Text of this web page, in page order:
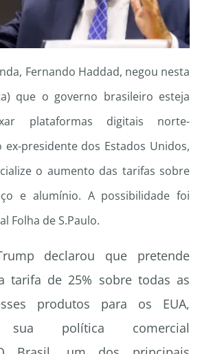
Fernando Haddad, negou nesta
que o governo brasileiro esteja
plataformas digitais norte-
ex-presidente dos Estados Unidos,
o aumento das tarifas sobre
e alumínio. A possibilidade foi
Folha de S.Paulo.
declarou que pretende
tarifa de 25% sobre todas as
produtos para os EUA,
sua política comercial